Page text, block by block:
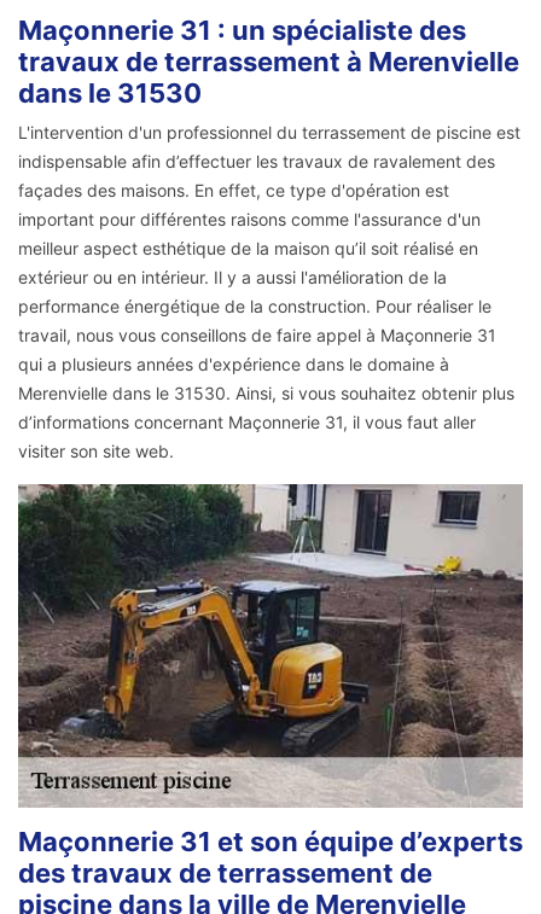
Maçonnerie 31 : un spécialiste des
travaux de terrassement à Merenvielle
dans le 31530
L'intervention d'un professionnel du terrassement de piscine est
indispensable afin d’effectuer les travaux de ravalement des
façades des maisons. En effet, ce type d'opération est
important pour différentes raisons comme l'assurance d'un
meilleur aspect esthétique de la maison qu’il soit réalisé en
extérieur ou en intérieur. Il y a aussi l'amélioration de la
performance énergétique de la construction. Pour réaliser le
travail, nous vous conseillons de faire appel à Maçonnerie 31
qui a plusieurs années d'expérience dans le domaine à
Merenvielle dans le 31530. Ainsi, si vous souhaitez obtenir plus
d’informations concernant Maçonnerie 31, il vous faut aller
visiter son site web.
Maçonnerie 31 et son équipe d’experts
des travaux de terrassement de
piscine dans la ville de Merenvielle